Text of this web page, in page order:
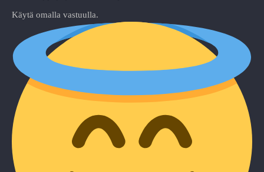
Käytä omalla vastuulla.